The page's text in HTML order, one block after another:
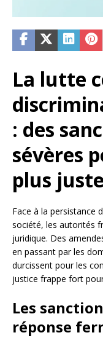
La lutte
: des
sévères
plus juste
Face à la persistance
société, les autorités
juridique. Des
en passant par les
durcissent pour les
justice frappe fort
Les
réponse